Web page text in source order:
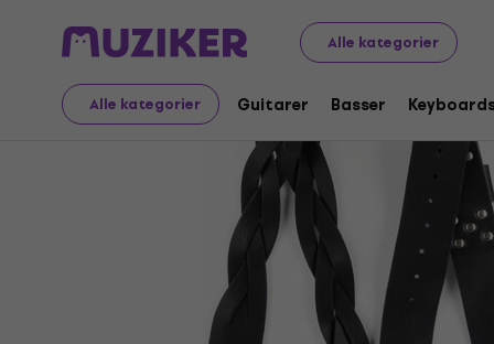
Alle kategorier
Alle kategorier Guitarer Basser
Musikinstrumenter Guitarer Guitarremme